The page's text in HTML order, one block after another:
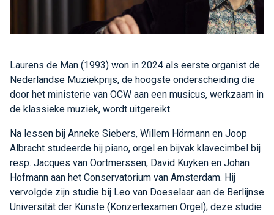
Laurens de Man (1993) won in 2024 als eerste organist de
Nederlandse Muziekprijs, de hoogste onderscheiding die
door het ministerie van OCW aan een musicus, werkzaam in
de klassieke muziek, wordt uitgereikt.
Na lessen bij Anneke Siebers, Willem Hörmann en Joop
Albracht studeerde hij piano, orgel en bijvak klavecimbel bij
resp. Jacques van Oortmerssen, David Kuyken en Johan
Hofmann aan het Conservatorium van Amsterdam. Hij
vervolgde zijn studie bij Leo van Doeselaar aan de Berlijnse
Universität der Künste (Konzertexamen Orgel); deze studie